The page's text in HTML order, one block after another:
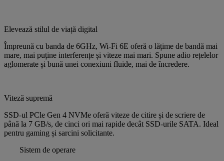
Elevează stilul de viață digital
Împreună cu banda de 6GHz, Wi-Fi 6E oferă o lățime de bandă mai
mare, mai puține interferențe și viteze mai mari. Spune adio rețelelor
aglomerate și bună unei conexiuni fluide, mai de încredere.
Viteză supremă
SSD-ul PCle Gen 4 NVMe oferă viteze de citire și de scriere de
până la 7 GB/s, de cinci ori mai rapide decât SSD-urile SATA. Ideal
pentru gaming și sarcini solicitante.
Sistem de operare